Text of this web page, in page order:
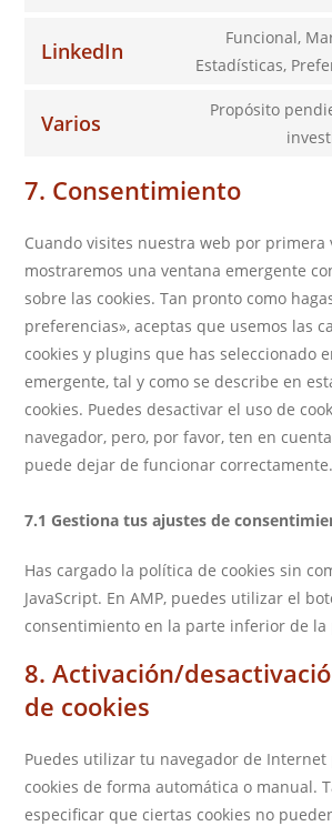
LinkedIn
Funcional,
Estadísticas,
Varios
Propósito
7. Consentimiento
Cuando visites nuestra web por primera
mostraremos una ventana emergente
sobre las cookies. Tan pronto como
preferencias», aceptas que usemos las
cookies y plugins que has seleccionado
emergente, tal y como se describe en
cookies. Puedes desactivar el uso de
navegador, pero, por favor, ten en
puede dejar de funcionar correctamente.
7.1 Gestiona tus ajustes de
Has cargado la política de cookies sin
JavaScript. En AMP, puedes utilizar el
consentimiento en la parte inferior de la
8. Activación/
de cookies
Puedes utilizar tu navegador de
cookies de forma automática o manual.
especificar que ciertas cookies no